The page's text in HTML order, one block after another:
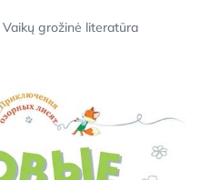
Vaikų grožinė literatūra